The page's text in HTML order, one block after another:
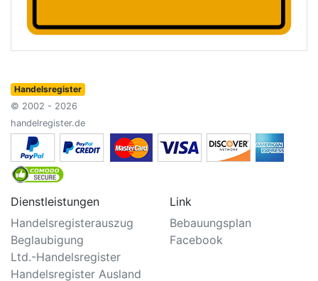
Handelsregister
© 2002 - 2026
handelregister.de
Dienstleistungen
Handelsregisterauszug
Beglaubigung
Ltd.-Handelsregister
Handelsregister Ausland
Link
Bebauungsplan
Facebook